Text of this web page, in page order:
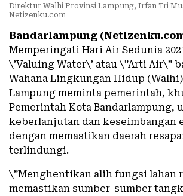
Direktur Walhi Provinsi Lampung, Irfan Tri
Netizenku.com
Bandarlampung
Memperingati Hari Air Sedunia
\’Valuing Water\’ atau \”Arti Air\”
Wahana Lingkungan Hidup
Lampung meminta pemerintah,
Pemerintah Kota Bandarlampung,
keberlanjutan dan keseimbangan
dengan memastikan daerah
terlindungi.
\”Menghentikan alih fungsi lahan
memastikan sumber-sumber